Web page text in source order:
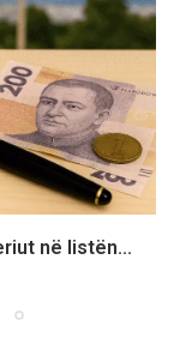
në listën...